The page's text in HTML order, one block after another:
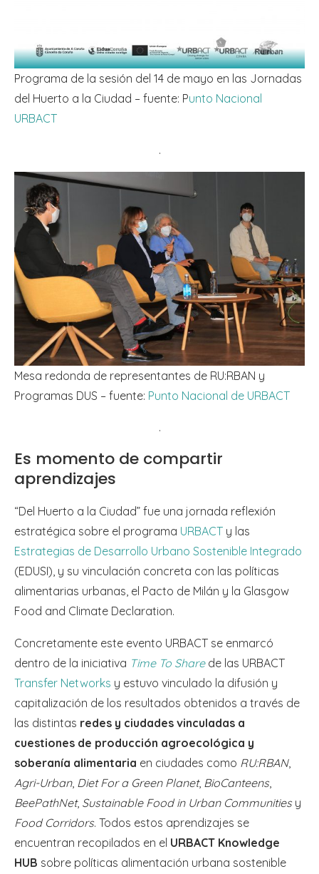
Programa de la sesión del 14 de mayo en las Jornadas
del Huerto a la Ciudad – fuente: Punto Nacional
URBACT
.
Mesa redonda de representantes de RU:RBAN y
Programas DUS – fuente: Punto Nacional de URBACT
.
Es momento de compartir
aprendizajes
“Del Huerto a la Ciudad” fue una jornada reflexión
estratégica sobre el programa URBACT y las
Estrategias de Desarrollo Urbano Sostenible Integrado
(EDUSI), y su vinculación concreta con las políticas
alimentarias urbanas, el Pacto de Milán y la Glasgow
Food and Climate Declaration.
Concretamente este evento URBACT se enmarcó
dentro de la iniciativa Time To Sharede las URBACT
Transfer Networks y estuvo vinculado la difusión y
capitalización de los resultados obtenidos a través de
las distintas redes y ciudades vinculadas a
cuestiones de producción agroecológica y
soberanía alimentaria en ciudades como RU:RBAN,
Agri-Urban, Diet For a Green Planet, BioCanteens
BeePathNet, Sustainable Food in Urban Communities y
Food Corridors. Todos estos aprendizajes se
encuentran recopilados en el URBACT Knowledge
HUB sobre políticas alimentación urbana sostenible